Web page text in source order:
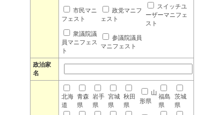
市民マニ
フェスト
政党マニフ
ェスト
スイッチユ
ーザーマニフェ
スト
衆議院議
員マニフェス
ト
参議院議員
マニフェスト
政治家
名
北海
道
青森
県
岩手
県
宮城
県
秋田
県
山
形県
福島
県
茨城
県